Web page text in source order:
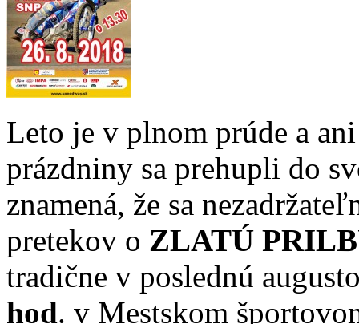
Leto je v plnom prúde a
prázdniny sa prehupli do
znamená, že sa
pretekov o ZLATÚ
tradične v poslednú
hod. v Mestskom